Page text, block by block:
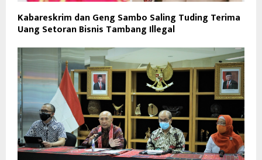
Kabareskrim dan Geng Sambo Saling Tuding Terima
Uang Setoran Bisnis Tambang Illegal